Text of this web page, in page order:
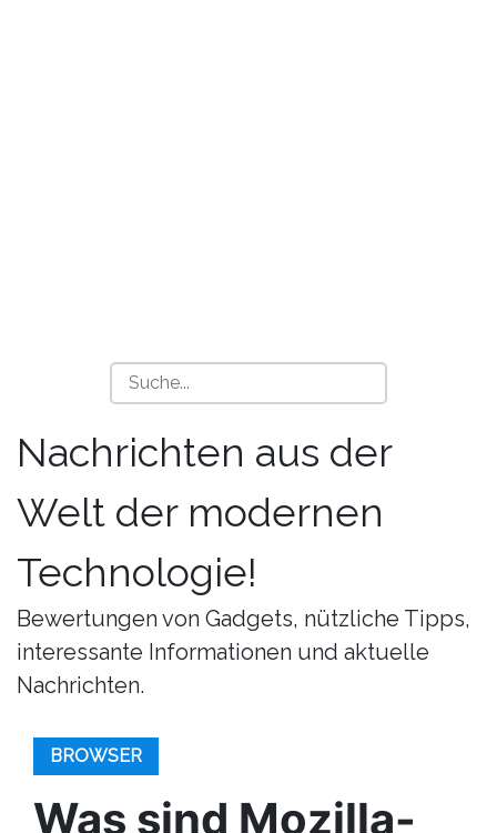
Nachrichten aus der
Welt der modernen
Technologie!
Bewertungen von Gadgets, nützliche Tipps,
interessante Informationen und aktuelle
Nachrichten.
BROWSER
Was sind Mozilla-